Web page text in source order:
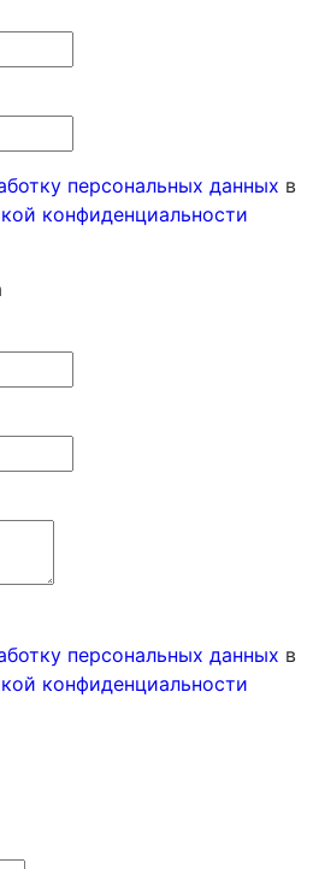
персональных данных в
конфиденциальности
персональных данных в
конфиденциальности